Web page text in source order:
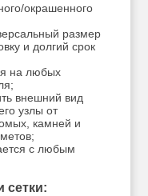
окрашенного
размер
и долгий срок
на любых
внешний вид
узлы от
камней и
с любым
сетки: